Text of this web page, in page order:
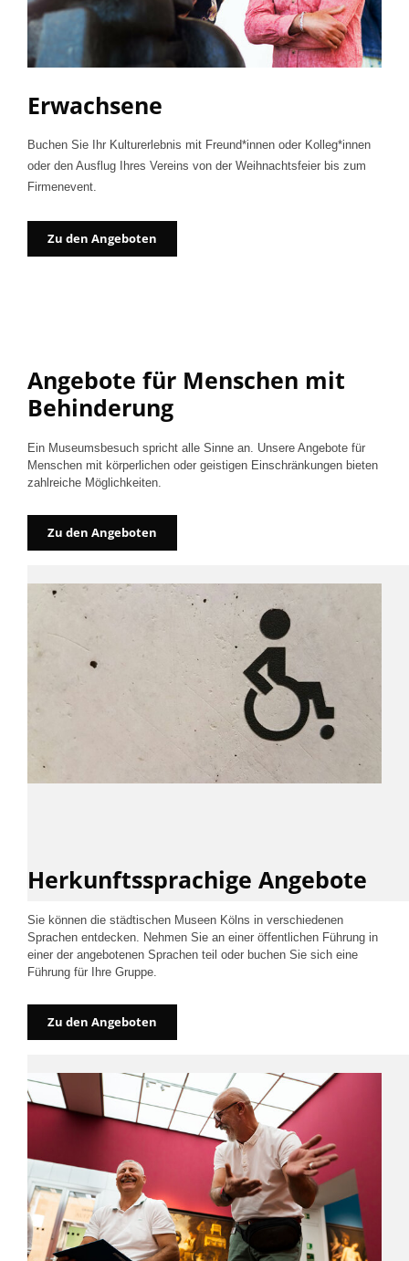
Erwachsene
Buchen Sie Ihr Kulturerlebnis mit Freund*innen oder Kolleg*innen
oder den Ausflug Ihres Vereins von der Weihnachtsfeier bis zum
Firmenevent.
Zu den Angeboten
Angebote für Menschen mit
Behinderung
Ein Museumsbesuch spricht alle Sinne an. Unsere Angebote für
Menschen mit körperlichen oder geistigen Einschränkungen bieten
zahlreiche Möglichkeiten.
Zu den Angeboten
Herkunftssprachige Angebote
Sie können die städtischen Museen Kölns in verschiedenen
Sprachen entdecken. Nehmen Sie an einer öffentlichen Führung in
einer der angebotenen Sprachen teil oder buchen Sie sich eine
Führung für Ihre Gruppe.
Zu den Angeboten